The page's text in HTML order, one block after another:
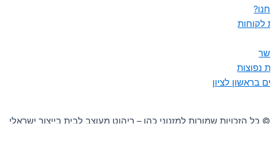
לקוחות
נפוצות
בראשון לציון
© כל הזכויות שמורות למזנוני כהן – ריהוט מעוצב לבית בייצור ישראלי